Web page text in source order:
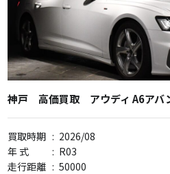
神戸 高価買取 アウディ A6アバ
買取時期 : 2026/08
年 式
: R03
走行距離 : 50000